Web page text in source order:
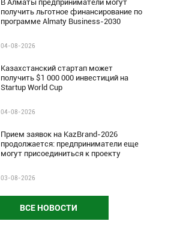
В Алматы предприниматели могут
получить льготное финансирование по
программе Almaty Business-2030
04-08-2026
Казахстанский стартап может
получить $1 000 000 инвестиций на
Startup World Cup
04-08-2026
Прием заявок на KazBrand-2026
продолжается: предприниматели еще
могут присоединиться к проекту
03-08-2026
ВСЕ НОВОСТИ